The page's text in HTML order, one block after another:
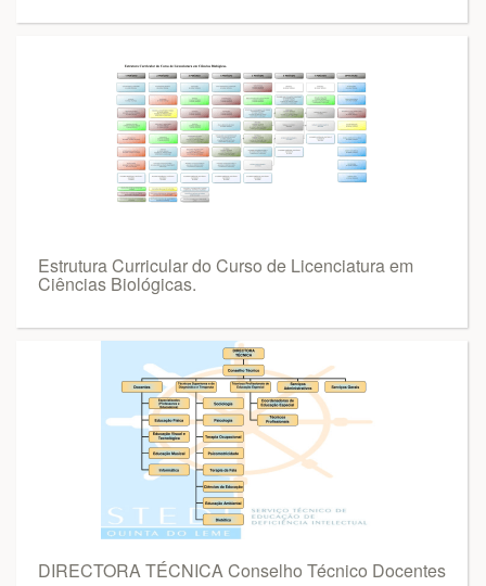
Estrutura Curricular do Curso de Licenciatura em
Ciências Biológicas.
DIRECTORA TÉCNICA Conselho Técnico Docentes